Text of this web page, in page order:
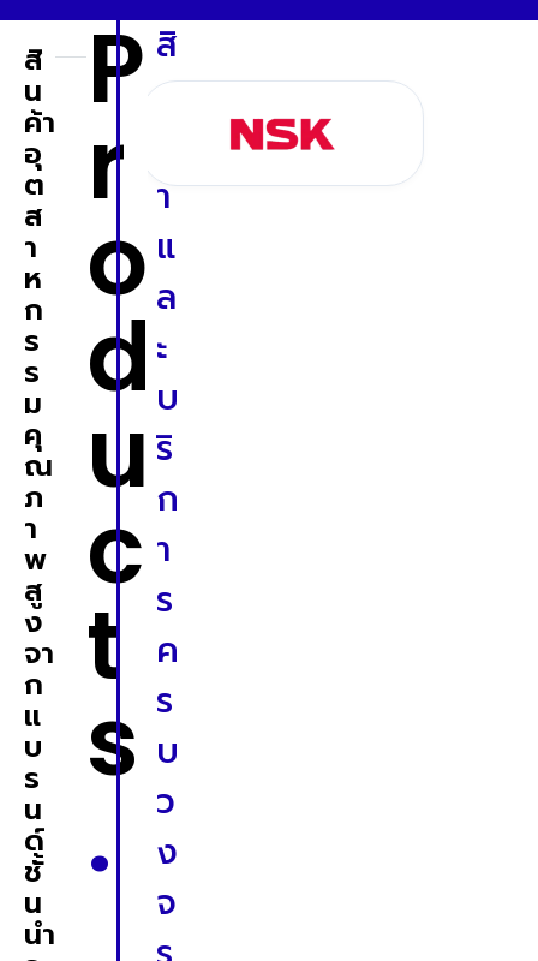
สิ
น
ค้า
อุ
ต
ส
า
ห
ก
ร
ร
ม
คุ
ณ
ภ
า
พ
สู
ง
จา
ก
แ
บ
ร
น
ด์
ชั้
น
นำ
P
r
o
d
u
c
t
s
.
สิ
น
า
แ
ล
ะ
บ
ริ
ก
า
ร
ค
ร
บ
ว
ง
จ